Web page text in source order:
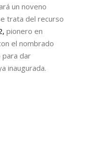
un noveno
trata del recurso
pionero en
el nombrado
para dar
inaugurada.